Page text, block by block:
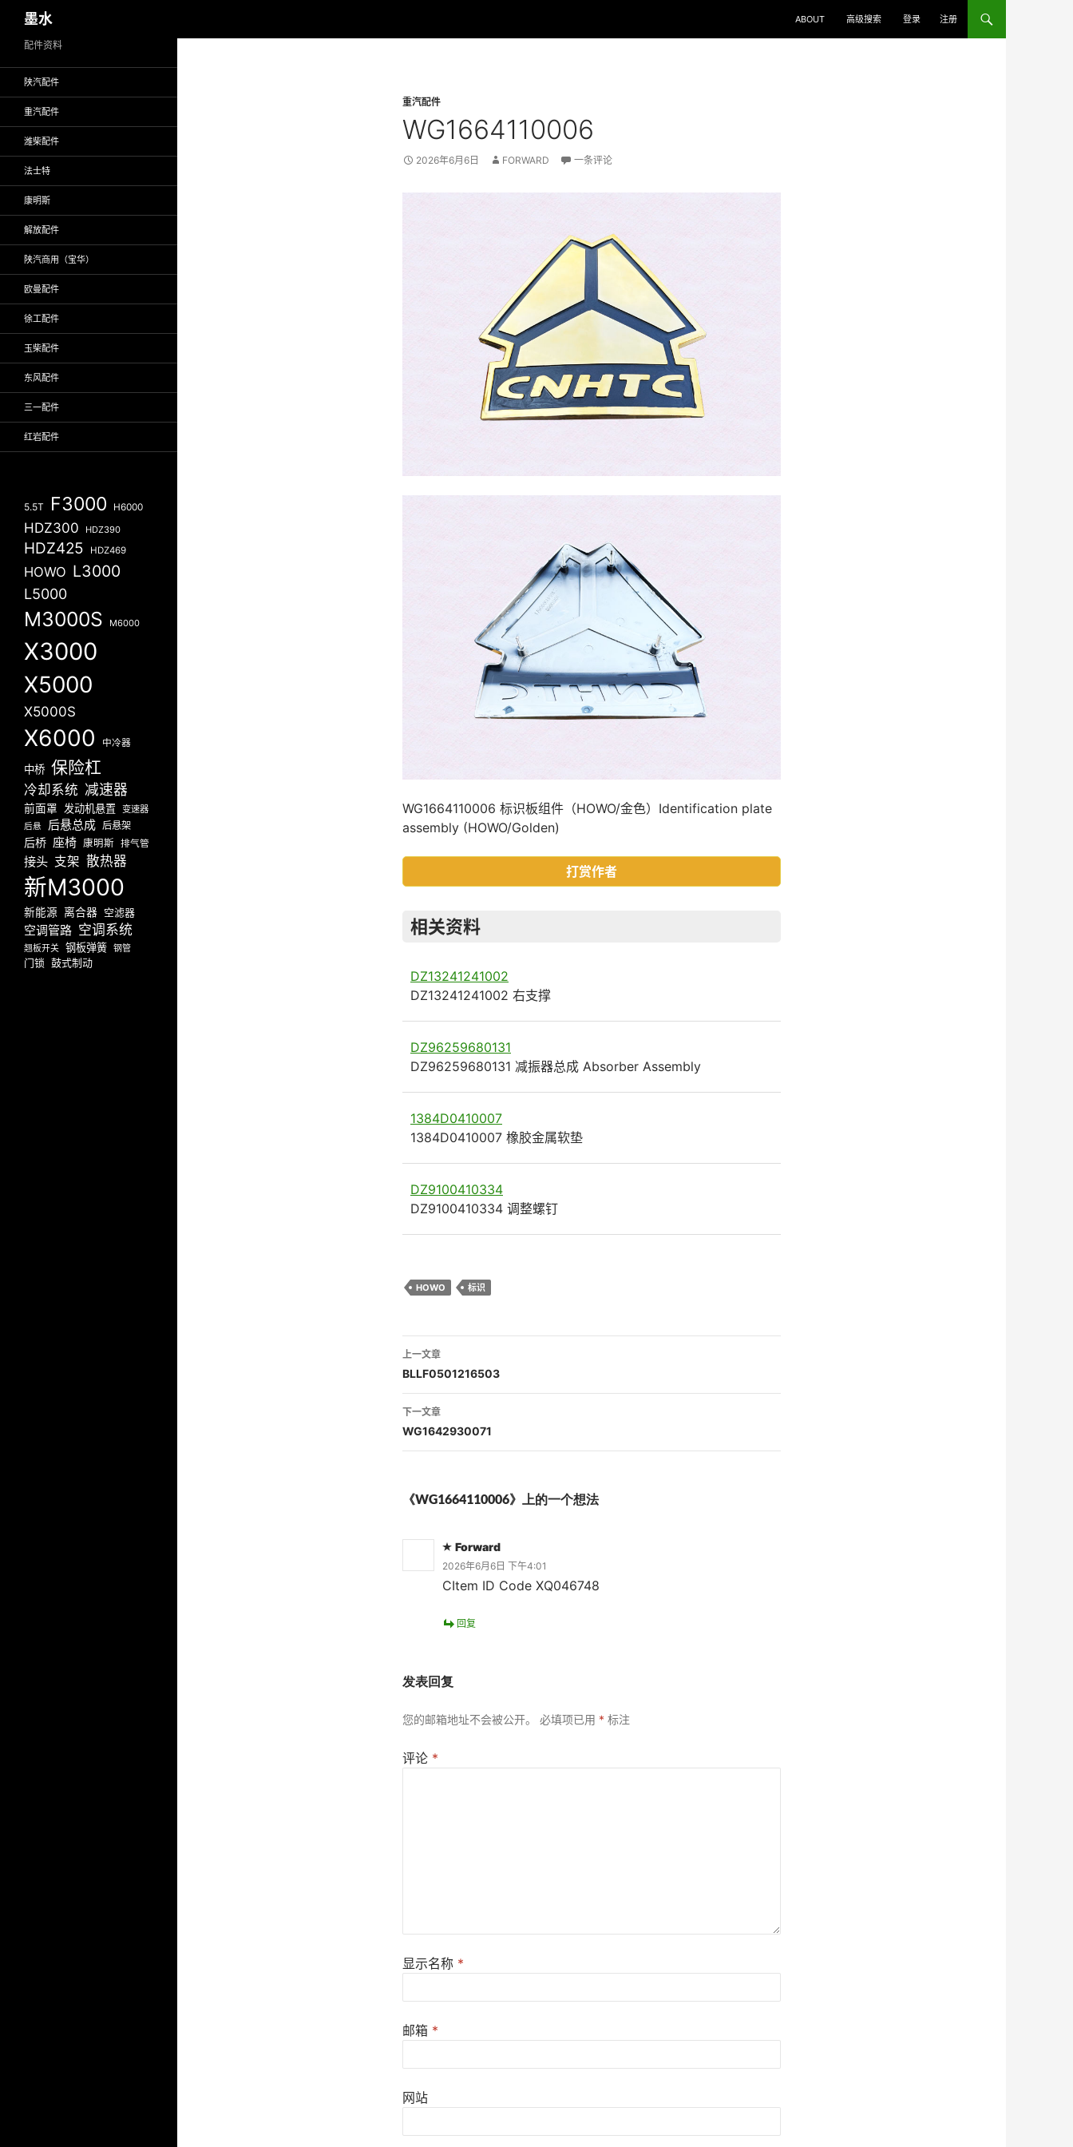
至
墨水 ABOUT 高级搜索 登录 注册
重汽配件
WG1664110006
2026年6月6日 FORWARD 一条评论
WG1664110006 标识板组件（HOWO/金色）Identification plate
assembly (HOWO/Golden)
打赏作者
相关资料
DZ13241241002
DZ13241241002 右支撑
DZ96259680131
DZ96259680131 减振器总成 Absorber Assembly
1384D0410007
1384D0410007 橡胶金属软垫
DZ9100410334
DZ9100410334 调整螺钉
HOWO 标识
文
章
导
航
上一文章
BLLF0501216503
下一文章
WG1642930071
《WG1664110006》上的一个想法
Forward
2026年6月6日 下午4:01
CItem ID Code XQ046748
回复
发表回复
您的邮箱地址不会被公开。 必填项已用 * 标注
评论 *
显示名称 *
邮箱 *
网站
配件资料
陕汽配件
重汽配件
潍柴配件
法士特
康明斯
解放配件
陕汽商用（宝华）
欧曼配件
徐工配件
玉柴配件
东风配件
三一配件
红岩配件
5.5T F3000 H6000
HDZ300 HDZ390
HDZ425 HDZ469
HOWO L3000
L5000
M3000S M6000
X3000
X5000
X5000S
X6000 中冷器
中桥 保险杠
冷却系统 减速器
前面罩 发动机悬置 变速器
后悬 后悬总成 后悬架
后桥 座椅 康明斯 排气管
接头 支架 散热器
新M3000
新能源 离合器 空滤器
空调管路 空调系统
翘板开关 钢板弹簧 钢管
门锁 鼓式制动